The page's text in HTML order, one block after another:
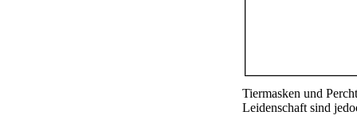
Tiermasken und
Leidenschaft sind